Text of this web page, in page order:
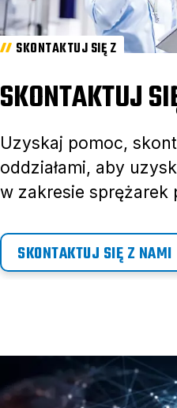
SKONTAKTUJ SIĘ Z
SKONTAKTUJ
Uzyskaj pomoc,
oddziałami, aby
w zakresie sprężarek
SKONTAKTUJ SIĘ Z NAMI